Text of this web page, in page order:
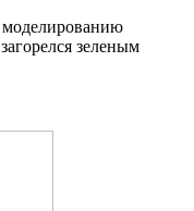
моделированию
зеленым